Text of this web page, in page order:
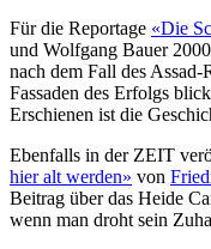
Für die Reportage «Die
und Wolfgang Bauer
nach dem Fall des
Fassaden des Erfolgs
Erschienen ist die
Ebenfalls in der ZEIT
hier alt werden» von
Beitrag über das Heide
wenn man droht sein